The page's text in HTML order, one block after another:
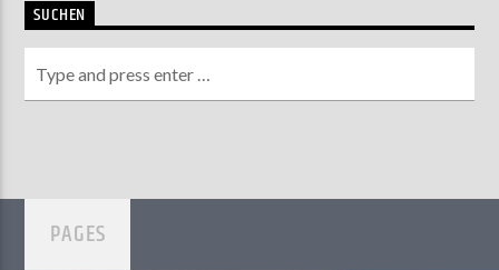
SUCHEN
PAGES